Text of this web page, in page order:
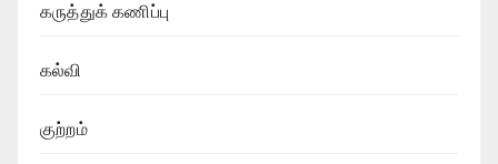
கருத்துக் கணிப்பு
கல்வி
குற்றம்